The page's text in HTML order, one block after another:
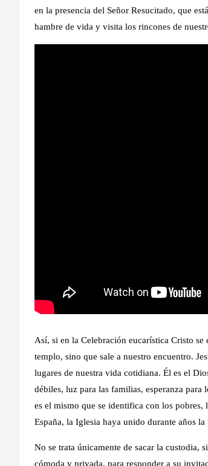
en la presencia del Señor Resucitado, que
hambre de vida y visita los rincones de
Así, si en la Celebración eucarística Cristo
templo, sino que sale a nuestro encuentro.
lugares de nuestra vida cotidiana. Él es el
débiles, luz para las familias, esperanza
es el mismo que se identifica con los pobres,
España, la Iglesia haya unido durante años
No se trata únicamente de sacar la custodia,
cómoda y privada, para responder a su